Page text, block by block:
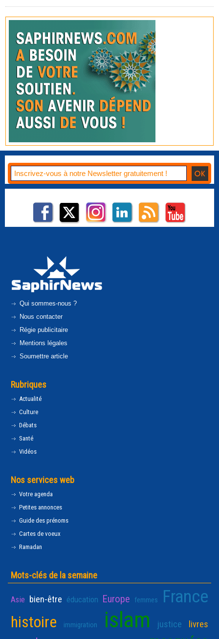
Qui sommes-nous ?
Nous contacter
Régie publicitaire
Mentions légales
Soumettre article
Rubriques
Actualité
Culture
Débats
Santé
Vidéos
Nos services web
Votre agenda
Petites annonces
Guide des prénoms
Cartes de voeux
Ramadan
Mots-clés de la semaine
Asie bien-être éducation Europe femmes France
histoire immigration islam justice livres